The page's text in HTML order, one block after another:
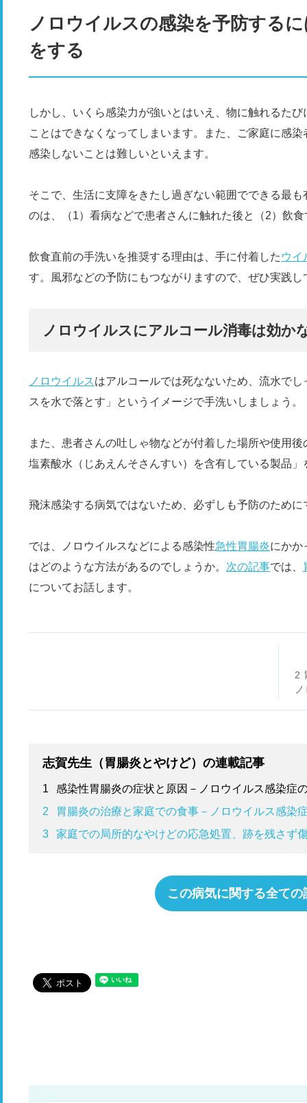
ノロウイルスの感染を予防する
をする
しかし、いくら感染力が強いとはいえ、物に触れるた
ことはできなくなってしまいます。また、ご家庭に感
感染しないことは難しいといえます。
そこで、生活に支障をきたし過ぎない範囲でできる最
のは、（1）看病などで患者さんに触れた後と（2）飲
飲食直前の手洗いを推奨する理由は、手に付着した ウイ
す。風邪などの予防にもつながりますので、ぜひ実践し
ノロウイルスにアルコール消毒は効か
ノロウイルスはアルコールでは死なないため、流水で
スを水で落とす」というイメージで手洗いしましょう。
また、患者さんの吐しゃ物などが付着した場所や使用
塩素酸水（じあえんそさんすい）を含有している製品
飛沫感染する病気ではないため、必ずしも予防のため
では、ノロウイルスなどによる感染性急性胃腸炎にかか
はどのような方法があるのでしょうか。 次の記事では、
についてお話します。
2
志賀先生（胃腸炎とやけど）の連載記事
1
感染性胃腸炎の症状と原因－ノロウイルス感染症
2
胃腸炎の治療と家庭での食事－ノロウイルス感染
3
家庭での局所的なやけどの応急処置、跡を残さず
この病気に関する全て